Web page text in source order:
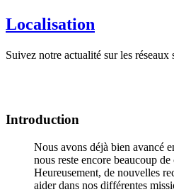
Localisation
Suivez notre actualité sur les réseaux
Introduction
Nous avons déjà bien avancé
nous reste encore beaucoup de
Heureusement, de nouvelles
aider dans nos différentes